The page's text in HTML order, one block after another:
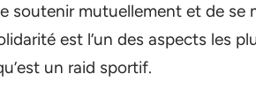
soutenir mutuellement et de se
est l’un des aspects les
un raid sportif.